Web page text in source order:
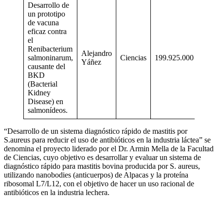
Desarrollo de
un prototipo
de vacuna
eficaz contra
el
Renibacterium
salmoninarum,
causante del
BKD
(Bacterial
Kidney
Disease) en
salmonídeos.
Alejandro
Yáñez
Ciencias 199.925.000
“Desarrollo de un sistema diagnóstico rápido de mastitis por
S.aureus para reducir el uso de antibióticos en la industria láctea” se
denomina el proyecto liderado por el Dr. Armin Mella de la Facultad
de Ciencias, cuyo objetivo es desarrollar y evaluar un sistema de
diagnóstico rápido para mastitis bovina producida por S. aureus,
utilizando nanobodies (anticuerpos) de Alpacas y la proteína
ribosomal L7/L12, con el objetivo de hacer un uso racional de
antibióticos en la industria lechera.